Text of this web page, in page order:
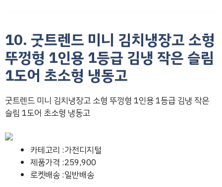
10. 굿트렌드 미니 김치냉장고 소형
뚜껑형 1인용 1등급 김냉 작은 슬림
1도어 초소형 냉동고
굿트렌드 미니 김치냉장고 소형 뚜껑형 1인용 1등급 김냉 작은
슬림 1도어 초소형 냉동고
카테고리 :가전디지털
제품가격 :259,900
로켓배송 :일반배송